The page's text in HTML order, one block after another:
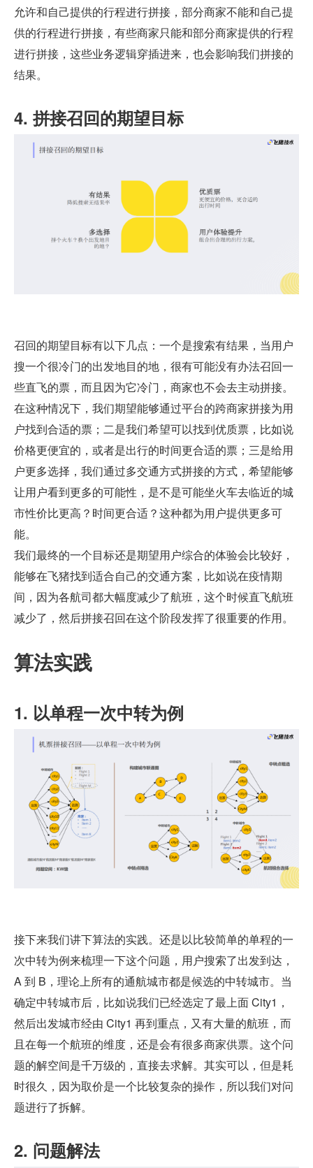
允许和自己提供的行程进行拼接，部分商家不能和自己提
供的行程进行拼接，有些商家只能和部分商家提供的行程
进行拼接，这些业务逻辑穿插进来，也会影响我们拼接的
结果。
4. 拼接召回的期望目标
召回的期望目标有以下几点：一个是搜索有结果，当用户
搜一个很冷门的出发地目的地，很有可能没有办法召回一
些直飞的票，而且因为它冷门，商家也不会去主动拼接。
在这种情况下，我们期望能够通过平台的跨商家拼接为用
户找到合适的票；二是我们希望可以找到优质票，比如说
价格更便宜的，或者是出行的时间更合适的票；三是给用
户更多选择，我们通过多交通方式拼接的方式，希望能够
让用户看到更多的可能性，是不是可能坐火车去临近的城
市性价比更高？时间更合适？这种都为用户提供更多可
能。
我们最终的一个目标还是期望用户综合的体验会比较好，
能够在飞猪找到适合自己的交通方案，比如说在疫情期
间，因为各航司都大幅度减少了航班，这个时候直飞航班
减少了，然后拼接召回在这个阶段发挥了很重要的作用。
算法实践
1. 以单程一次中转为例
接下来我们讲下算法的实践。还是以比较简单的单程的一
次中转为例来梳理一下这个问题，用户搜索了出发到达，
A 到 B，理论上所有的通航城市都是候选的中转城市。当
确定中转城市后，比如说我们已经选定了最上面 City1，
然后出发城市经由 City1 再到重点，又有大量的航班，而
且在每一个航班的维度，还是会有很多商家供票。这个问
题的解空间是千万级的，直接去求解。其实可以，但是耗
时很久，因为取价是一个比较复杂的操作，所以我们对问
题进行了拆解。
2. 问题解法